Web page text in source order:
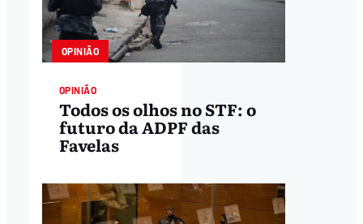
OPINIÃO
OPINIÃO
Todos os olhos no STF: o
futuro da ADPF das
Favelas